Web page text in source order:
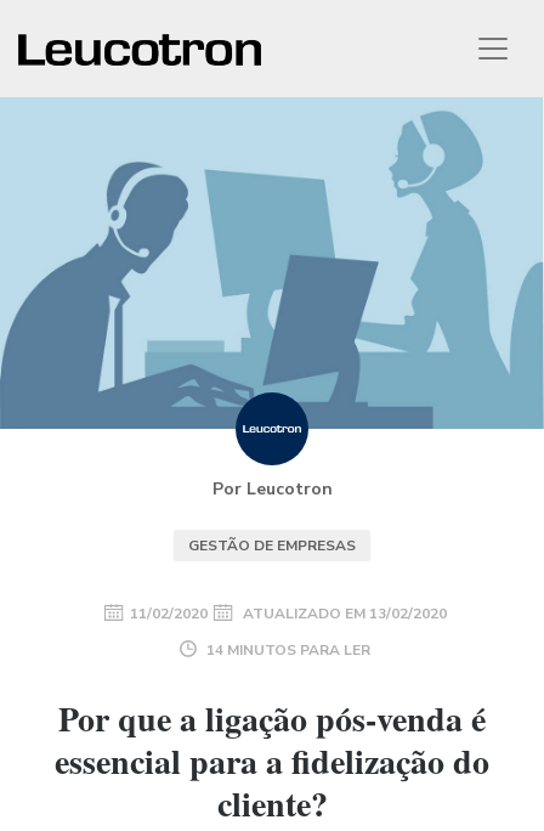
Por Leucotron
GESTÃO DE EMPRESAS
11/02/2020 ATUALIZADO EM 13/02/2020
14 MINUTOS PARA LER
Por que a ligação pós-venda é
essencial para a fidelização do
cliente?